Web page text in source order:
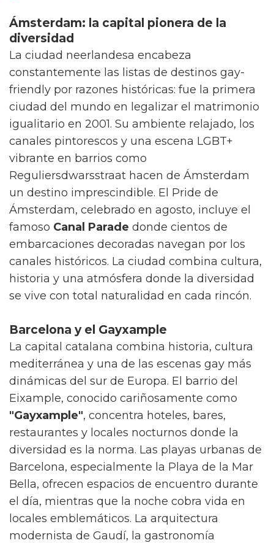
Ámsterdam: la capital pionera de la
diversidad
La ciudad neerlandesa encabeza
constantemente las listas de destinos gay-
friendly por razones históricas: fue la primera
ciudad del mundo en legalizar el matrimonio
igualitario en 2001. Su ambiente relajado, los
canales pintorescos y una escena LGBT+
vibrante en barrios como
Reguliersdwarsstraat hacen de Ámsterdam
un destino imprescindible. El Pride de
Ámsterdam, celebrado en agosto, incluye el
famoso Canal Parade donde cientos de
embarcaciones decoradas navegan por los
canales históricos. La ciudad combina cultura,
historia y una atmósfera donde la diversidad
se vive con total naturalidad en cada rincón.
Barcelona y el Gayxample
La capital catalana combina historia, cultura
mediterránea y una de las escenas gay más
dinámicas del sur de Europa. El barrio del
Eixample, conocido cariñosamente como
"Gayxample", concentra hoteles, bares,
restaurantes y locales nocturnos donde la
diversidad es la norma. Las playas urbanas de
Barcelona, especialmente la Playa de la Mar
Bella, ofrecen espacios de encuentro durante
el día, mientras que la noche cobra vida en
locales emblemáticos. La arquitectura
modernista de Gaudí, la gastronomía